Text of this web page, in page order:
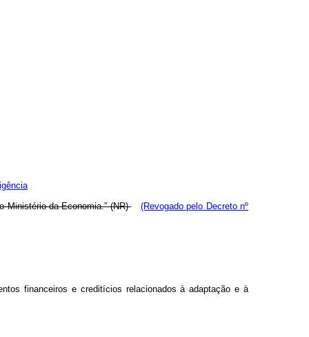
Ministério da Economia.” (NR)
(Revogado pelo Decreto nº
financeiros e creditícios relacionados à adaptação e à